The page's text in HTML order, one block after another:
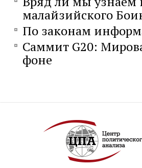
малайзийского
По законам
Саммит G20:
фоне